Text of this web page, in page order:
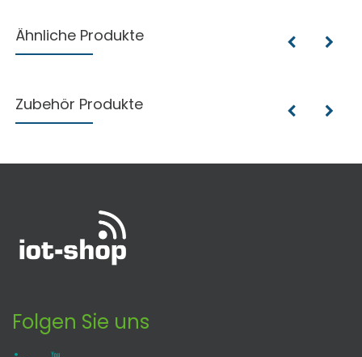
Ähnliche Produkte
Zubehör Produkte
Folgen Sie uns